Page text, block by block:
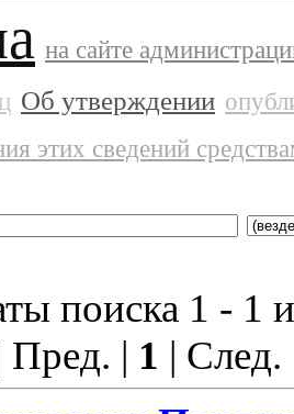
на сайте
Об утверждении
этих сведений
поиска 1 - 1
Пред. | 1 |